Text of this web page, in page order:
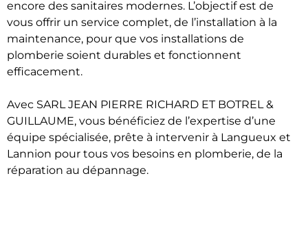
encore des sanitaires modernes. L’objectif est de
vous offrir un service complet, de l’installation à la
maintenance, pour que vos installations de
plomberie soient durables et fonctionnent
efficacement.
Avec SARL JEAN PIERRE RICHARD ET BOTREL &
GUILLAUME, vous bénéficiez de l’expertise d’une
équipe spécialisée, prête à intervenir à Langueux et
Lannion pour tous vos besoins en plomberie, de la
réparation au dépannage.